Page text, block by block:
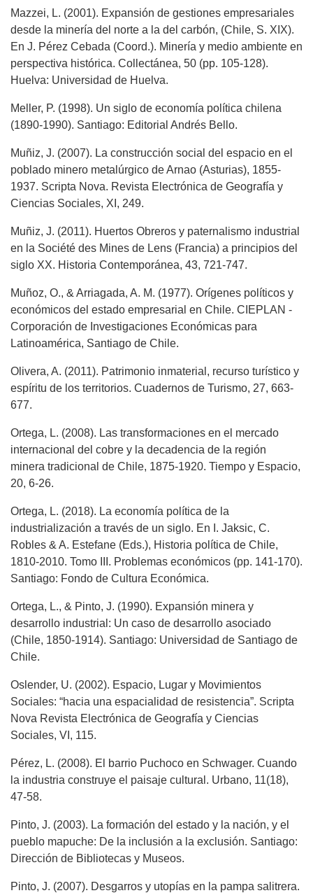
Mazzei, L. (2001). Expansión de gestiones empresariales
desde la minería del norte a la del carbón, (Chile, S. XIX).
En J. Pérez Cebada (Coord.). Minería y medio ambiente en
perspectiva histórica. Collectánea, 50 (pp. 105-128).
Huelva: Universidad de Huelva.
Meller, P. (1998). Un siglo de economía política chilena
(1890-1990). Santiago: Editorial Andrés Bello.
Muñiz, J. (2007). La construcción social del espacio en el
poblado minero metalúrgico de Arnao (Asturias), 1855-
1937. Scripta Nova. Revista Electrónica de Geografía y
Ciencias Sociales, XI, 249.
Muñiz, J. (2011). Huertos Obreros y paternalismo industrial
en la Société des Mines de Lens (Francia) a principios del
siglo XX. Historia Contemporánea, 43, 721-747.
Muñoz, O., & Arriagada, A. M. (1977). Orígenes políticos y
económicos del estado empresarial en Chile. CIEPLAN -
Corporación de Investigaciones Económicas para
Latinoamérica, Santiago de Chile.
Olivera, A. (2011). Patrimonio inmaterial, recurso turístico y
espíritu de los territorios. Cuadernos de Turismo, 27, 663-
677.
Ortega, L. (2008). Las transformaciones en el mercado
internacional del cobre y la decadencia de la región
minera tradicional de Chile, 1875-1920. Tiempo y Espacio,
20, 6-26.
Ortega, L. (2018). La economía política de la
industrialización a través de un siglo. En I. Jaksic, C.
Robles & A. Estefane (Eds.), Historia política de Chile,
1810-2010. Tomo III. Problemas económicos (pp. 141-170).
Santiago: Fondo de Cultura Económica.
Ortega, L., & Pinto, J. (1990). Expansión minera y
desarrollo industrial: Un caso de desarrollo asociado
(Chile, 1850-1914). Santiago: Universidad de Santiago de
Chile.
Oslender, U. (2002). Espacio, Lugar y Movimientos
Sociales: “hacia una espacialidad de resistencia”. Scripta
Nova Revista Electrónica de Geografía y Ciencias
Sociales, VI, 115.
Pérez, L. (2008). El barrio Puchoco en Schwager. Cuando
la industria construye el paisaje cultural. Urbano, 11(18),
47-58.
Pinto, J. (2003). La formación del estado y la nación, y el
pueblo mapuche: De la inclusión a la exclusión. Santiago:
Dirección de Bibliotecas y Museos.
Pinto, J. (2007). Desgarros y utopías en la pampa salitrera.